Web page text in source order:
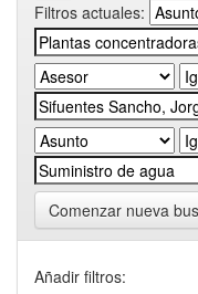
Filtros actuales:
Comenzar nueva
Añadir filtros: